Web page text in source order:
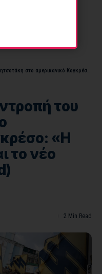
Κογκρέσο: «Η Μαριούπολη είναι το νέο Μεσολόγγι»! (upd)
του
«Η
το νέο
2 Min Read